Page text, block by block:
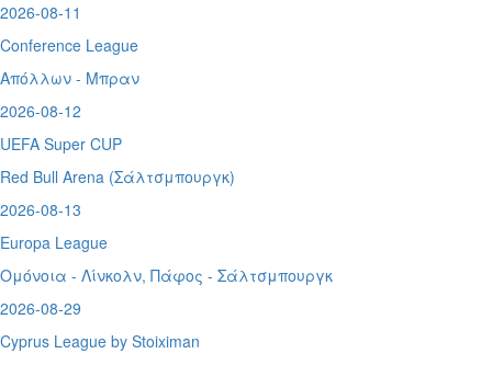
2026-08-11
Conference League
Απόλλων - Μπραν
2026-08-12
UEFA Super CUP
Red Bull Arena (Σάλτσμπουργκ)
2026-08-13
Europa League
Ομόνοια - Λίνκολν, Πάφος - Σάλτσμπουργκ
2026-08-29
Cyprus League by Stoiximan